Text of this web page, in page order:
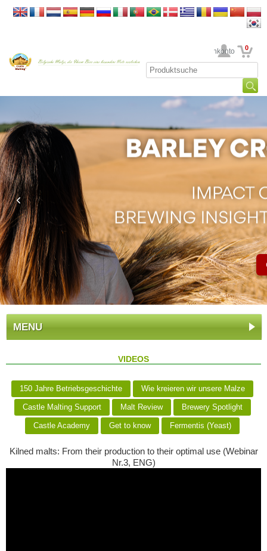
Ihr Kundenkonto 0
MENU
VIDEOS
150 Jahre Betriebsgeschichte Wie kreieren wir unsere Malze
Castle Malting Support Malt Review Brewery Spotlight
Castle Academy Get to know Fermentis (Yeast)
Kilned malts: From their production to their optimal use (Webinar
Nr.3, ENG)